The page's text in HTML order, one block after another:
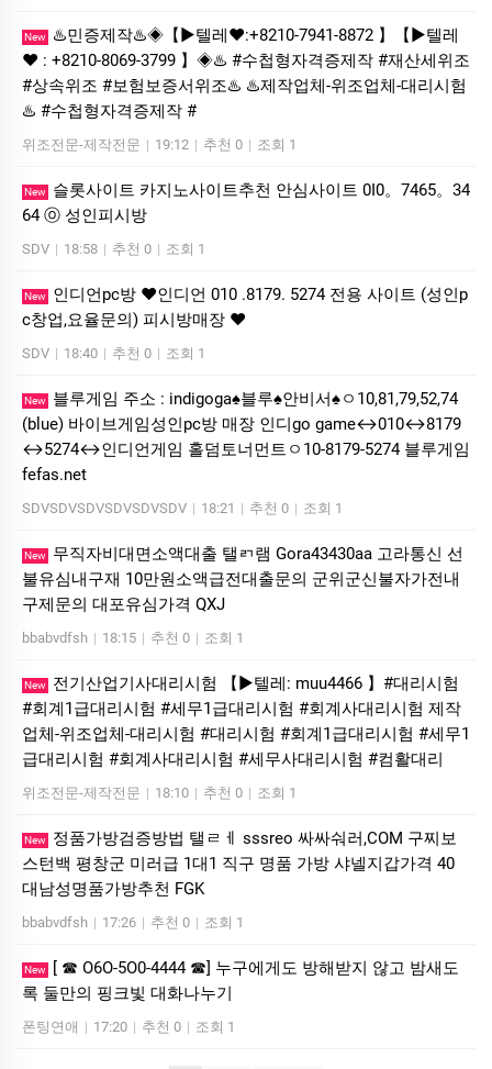
New
♨️민증제작♨️◈【▶텔레♥:+8210-7941-8872 】【▶텔레
♥ : +8210-8069-3799 】◈♨️ #수첩형자격증제작 #재산세위조
#상속위조 #보험보증서위조♨️ ♨️제작업체-위조업체-대리시험
♨️ #수첩형자격증제작 #
위조전문-제작전문 | 19:12 | 추천 0 | 조회 1
New
슬롯사이트 카지노사이트추천 안심사이트 0I0。7465。34
64 ⓞ 성인피시방
SDV | 18:58 | 추천 0 | 조회 1
New
인디언pc방 ❤️인디언 010 .8179. 5274 전용 사이트 (성인p
c창업,요율문의) 피시방매장 ❤️
SDV | 18:40 | 추천 0 | 조회 1
New
블루게임 주소 : indigoga♠블루♠안비서♠ㅇ10,81,79,52,74
(blue) 바이브게임성인pc방 매장 인디go game↔010↔8179
↔5274↔인디언게임 홀덤토너먼트ㅇ10-8179-5274 블루게임
fefas.net
SDVSDVSDVSDVSDVSDV | 18:21 | 추천 0 | 조회 1
New
무직자비대면소액대출 탤ㄺ램 Gora43430aa 고라통신 선
불유심내구재 10만원소액급전대출문의 군위군신불자가전내
구제문의 대포유심가격 QXJ
bbabvdfsh | 18:15 | 추천 0 | 조회 1
New
전기산업기사대리시험 【▶텔레: muu4466 】#대리시험
#회계1급대리시험 #세무1급대리시험 #회계사대리시험 제작
업체-위조업체-대리시험 #대리시험 #회계1급대리시험 #세무1
급대리시험 #회계사대리시험 #세무사대리시험 #컴활대리
위조전문-제작전문 | 18:10 | 추천 0 | 조회 1
New
정품가방검증방법 탤ㄹㅔ sssreo 싸싸숴러,COM 구찌보
스턴백 평창군 미러급 1대1 직구 명품 가방 샤넬지갑가격 40
대남성명품가방추천 FGK
bbabvdfsh | 17:26 | 추천 0 | 조회 1
New
[ ☎ O6O-5O0-4444 ☎] 누구에게도 방해받지 않고 밤새도
록 둘만의 핑크빛 대화나누기
폰팅연애 | 17:20 | 추천 0 | 조회 1